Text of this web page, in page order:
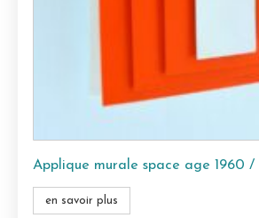
Applique murale space age 1960 /
en savoir plus